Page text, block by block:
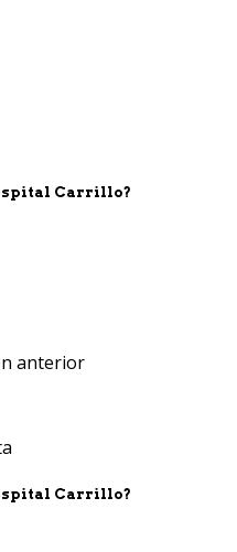
Carrillo?
anterior
Carrillo?